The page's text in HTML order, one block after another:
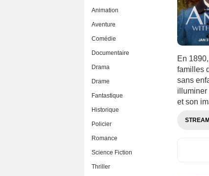
Animation
Aventure
Comédie
Documentaire
Drama
Drame
Fantastique
Historique
Policier
Romance
Science Fiction
Thriller
En
familles
sans
illuminer
et son